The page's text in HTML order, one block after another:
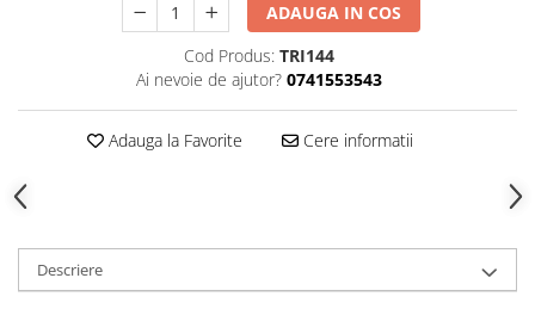
ADAUGA IN COS
Cod Produs: TRI144
Ai nevoie de ajutor? 0741553543
Adauga la Favorite Cere informatii
Descriere